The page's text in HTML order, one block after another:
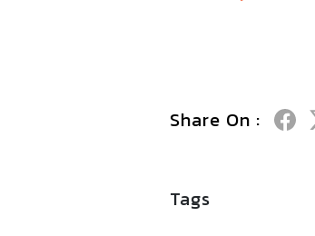
Share On :
Tags